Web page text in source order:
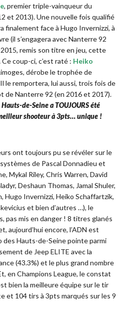
, premier triple-vainqueur du
et 2013). Une nouvelle fois qualifié
finalement face à Hugo Invernizzi, à
(il s’engagera avec Nanterre 92
2015, remis son titre en jeu, cette
coup-ci, c’est raté : Heiko
dérobe le trophée de
le remportera, lui aussi, trois fois de
de Nanterre 92 (en 2016 et 2017).
de-Seine a TOUJOURS été
shooteur à 3pts… unique !
ont toujours pu se révéler sur le
de Pascal Donnadieu et
Mykal Riley, Chris Warren, David
Deshaun Thomas, Jamal Shuler,
Hugo Invernizzi, Heiko Schaffartzik,
et bien d’autres …), le
pas mis en danger ! 8 titres glanés
aujourd’hui encore, l’ADN est
Hauts-de-Seine pointe parmi
de Jeep ELITE avec la
(43.3%) et le plus grand nombre
en Champions League, le constat
bien la meilleure équipe sur le tir
et 104 tirs à 3pts marqués sur les 9